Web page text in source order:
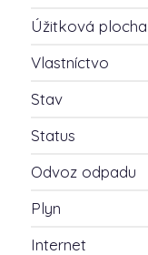
Úžitková plocha
Vlastníctvo
Stav
Status
Odvoz odpadu
Plyn
Internet